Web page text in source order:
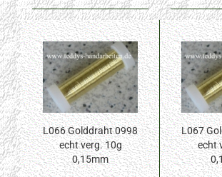
L066 Golddraht 0998
echt verg. 10g
0,15mm
L067
echt